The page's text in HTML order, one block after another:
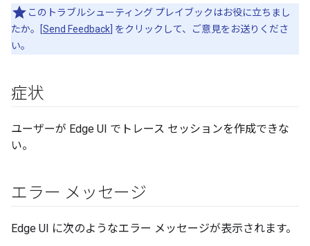
このトラブルシューティング プレイブックはお役に立ちまし
たか。[Send Feedback ] をクリックして、ご意見をお送りくださ
い。
症状
ユーザーが Edge UI でトレース セッションを作成できな
い。
エラー メッセージ
Edge UI に次のようなエラー メッセージが表示されます。